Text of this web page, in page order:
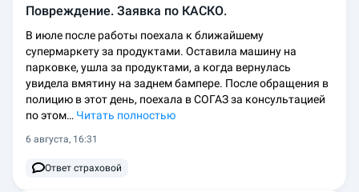
Повреждение. Заявка по КАСКО.
В июле после работы поехала к ближайшему
супермаркету за продуктами. Оставила машину на
парковке, ушла за продуктами, а когда вернулась
увидела вмятину на заднем бампере. После обращения в
полицию в этот день, поехала в СОГАЗ за консультацией
по этом… Читать полностью
6 августа, 16:31
Ответ страховой